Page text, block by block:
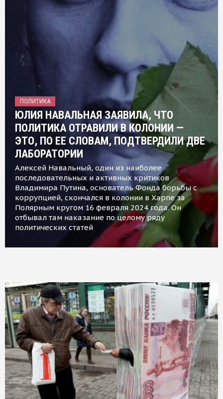
ПОЛИТИКА
ЮЛИЯ НАВАЛЬНАЯ ЗАЯВИЛА, ЧТО
ПОЛИТИКА ОТРАВИЛИ В КОЛОНИИ —
ЭТО, ПО ЕЕ СЛОВАМ, ПОДТВЕРДИЛИ ДВЕ
ЛАБОРАТОРИИ
Алексей Навальный, один из наиболее
последовательных и активных критиков
Владимира Путина, основатель Фонда борьбы с
коррупцией, скончался в колонии в Харпе за
Полярным кругом 16 февраля 2024 года. Он
отбывал там наказание по целому ряду
политических статей